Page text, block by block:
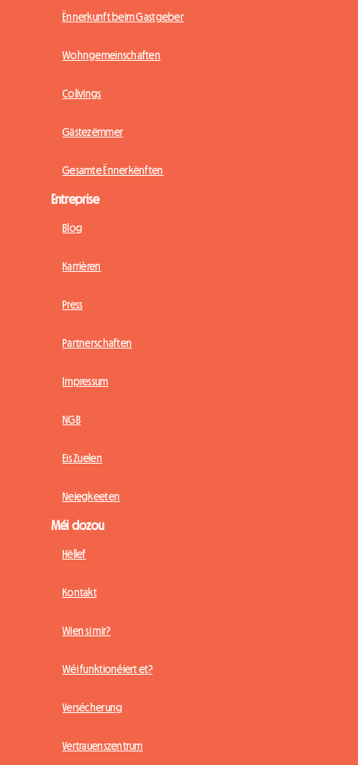
Ënnerkunft beim Gastgeber
Wohngemeinschaften
Colivings
Gästezëmmer
Gesamte Ënnerkënften
Entreprise
Blog
Karrièren
Press
Partnerschaften
Impressum
NGB
Eis Zuelen
Neiegkeeten
Méi dozou
Hëllef
Kontakt
Wien si mir?
Wéi funktionéiert et?
Versécherung
Vertrauenszentrum